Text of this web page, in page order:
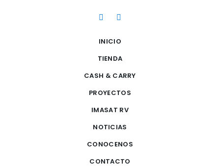
INICIO
TIENDA
CASH & CARRY
PROYECTOS
IMASAT RV
NOTICIAS
CONOCENOS
CONTACTO